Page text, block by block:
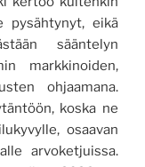
pysähtynyt, eikä
sääntelyn
markkinoiden,
ohjaamana.
koska ne
osaavan
arvoketjuissa.